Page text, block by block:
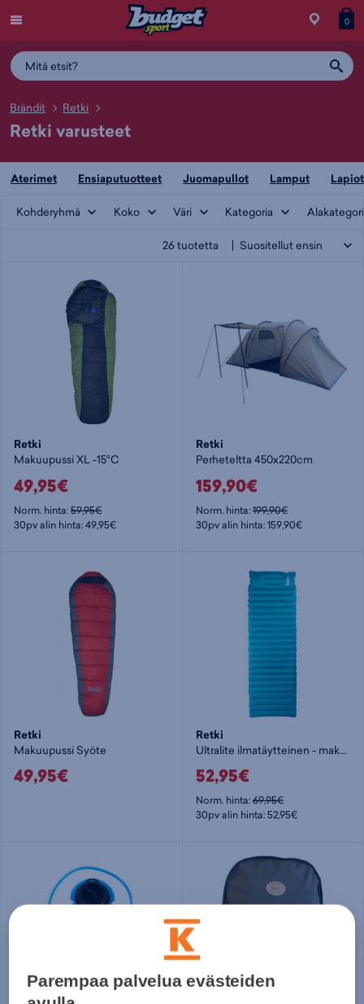
Siirry
0
Brändit Retki
Retki varusteet
Aterimet Ensiaputuotteet Juomapullot Lamput Lapiot
Kohderyhmä Koko Väri Kategoria
26 tuotetta
Retki
Makuupussi XL -15°C
49,95€
Norm. hinta:59,95€
30pv alin hinta: 49,95€
Retki
Perheteltta 450x220cm
159,90€
Norm. hinta:199,90€
30pv alin hinta: 159,90€
Retki
Makuupussi Syöte
49,95€
Retki
Ultralite ilmatäytteinen - makuualusta
52,95€
Norm. hinta:69,95€
30pv alin hinta: 52,95€
Parempaa palvelua evästeiden